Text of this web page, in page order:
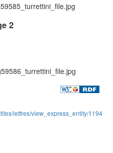
2
lettres/view_express_entity/1194